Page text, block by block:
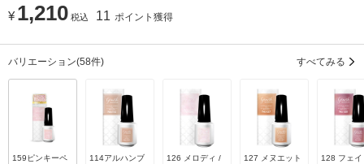
¥ 1,210 税込 11 ポイント獲得
バリエーション(58件) すべてみる
159ピンキーペ
114アルハンブ
126 メロディ /
127 メヌエット
128 フェイ